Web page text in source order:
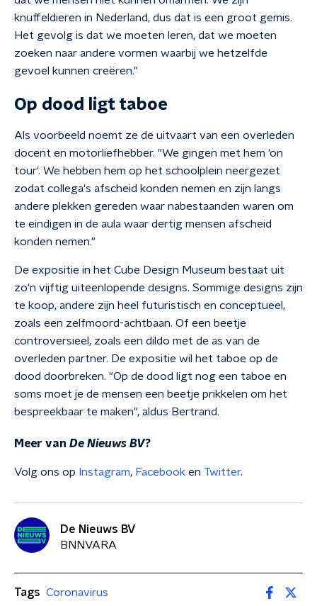
knuffeldieren in Nederland, dus dat is een groot gemis.
Het gevolg is dat we moeten leren, dat we moeten
zoeken naar andere vormen waarbij we hetzelfde
gevoel kunnen creëren."
Op dood ligt taboe
Als voorbeeld noemt ze de uitvaart van een overleden
docent en motorliefhebber. "We gingen met hem 'on
tour'. We hebben hem op het schoolplein neergezet
zodat collega's afscheid konden nemen en zijn langs
andere plekken gereden waar nabestaanden waren om
te eindigen in de aula waar dertig mensen afscheid
konden nemen."
De expositie in het Cube Design Museum bestaat uit
zo'n vijftig uiteenlopende designs. Sommige designs zijn
te koop, andere zijn heel futuristisch en conceptueel,
zoals een zelfmoord-achtbaan. Of een beetje
controversieel, zoals een dildo met de as van de
overleden partner. De expositie wil het taboe op de
dood doorbreken. "Op de dood ligt nog een taboe en
soms moet je de mensen een beetje prikkelen om het
bespreekbaar te maken", aldus Bertrand.
Meer van De Nieuws BV?
Volg ons op Instagram, Facebook en Twitter.
De Nieuws BV
BNNVARA
Tags Coronavirus